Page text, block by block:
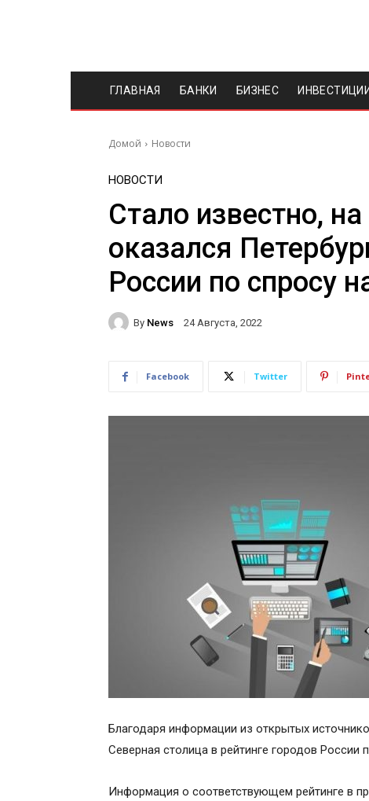
ГЛАВНАЯ БАНКИ БИЗНЕС ИНВЕСТИЦИИ
Домой Новости
НОВОСТИ
Стало известно,
оказался
России по спросу
By News 24 Августа, 2022
Facebook Twitter
Благодаря информации из открытых
Северная столица в рейтинге городов России
Информация о соответствующем рейтинге в